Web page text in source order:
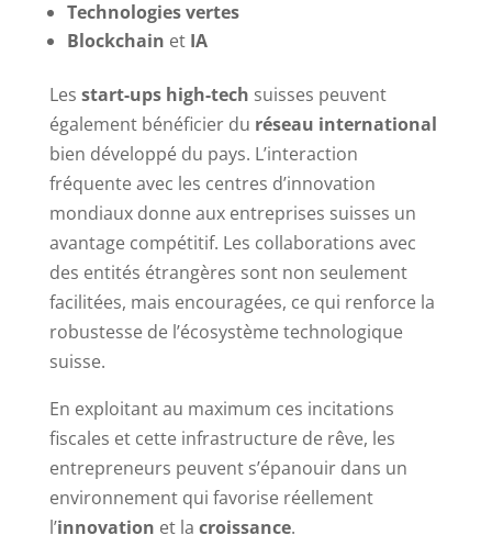
Technologies vertes
Blockchain et IA
Les start-ups high-tech suisses peuvent
également bénéficier du réseau international
bien développé du pays. L’interaction
fréquente avec les centres d’innovation
mondiaux donne aux entreprises suisses un
avantage compétitif. Les collaborations avec
des entités étrangères sont non seulement
facilitées, mais encouragées, ce qui renforce la
robustesse de l’écosystème technologique
suisse.
En exploitant au maximum ces incitations
fiscales et cette infrastructure de rêve, les
entrepreneurs peuvent s’épanouir dans un
environnement qui favorise réellement
l’innovation et la croissance.